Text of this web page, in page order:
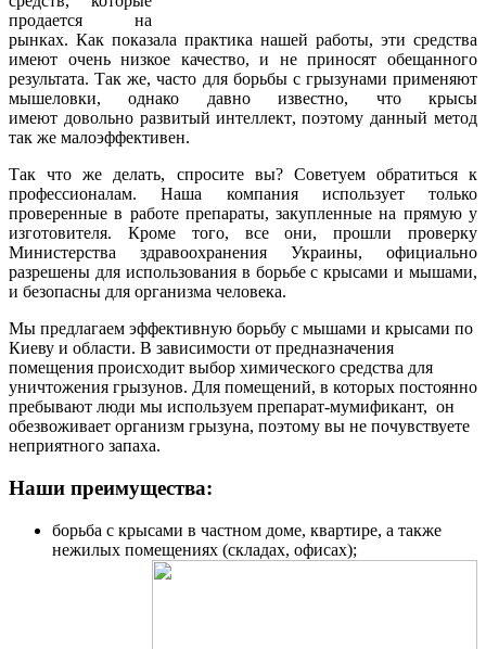
продается на
рынках. Как показала практика нашей работы, эти средства
имеют очень низкое качество, и не приносят обещанного
результата. Так же, часто для борьбы с грызунами применяют
мышеловки, однако давно известно, что крысы
имеют довольно развитый интеллект, поэтому данный метод
так же малоэффективен.
Так что же делать, спросите вы? Советуем обратиться к
профессионалам. Наша компания использует только
проверенные в работе препараты, закупленные на прямую у
изготовителя. Кроме того, все они, прошли проверку
Министерства здравоохранения Украины, официально
разрешены для использования в борьбе с крысами и мышами,
и безопасны для организма человека.
Мы предлагаем эффективную борьбу с мышами и крысами по
Киеву и области. В зависимости от предназначения
помещения происходит выбор химического средства для
уничтожения грызунов. Для помещений, в которых постоянно
пребывают люди мы используем препарат-мумификант, он
обезвоживает организм грызуна, поэтому вы не почувствуете
неприятного запаха.
Наши преимущества:
борьба с крысами в частном доме, квартире, а также
нежилых помещениях (складах, офисах);